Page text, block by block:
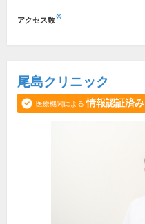
アクセス数※
尾島クリニック
医療機関による 情報認証済み